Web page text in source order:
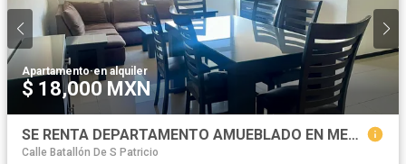
Apartamento·en alquiler
$ 18,000 MXN
SE RENTA DEPARTAMENTO AMUEBLADO EN METEPEC, CON ESTACIONAMIENTO Y VIGILANCIA. Factura disponible.
Calle Batallón De S Patricio